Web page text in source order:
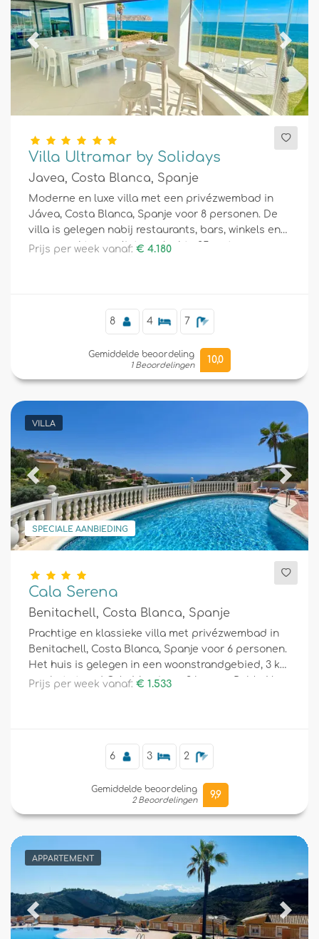
Previous Next
Villa Ultramar by Solidays
Javea, Costa Blanca, Spanje
Moderne en luxe villa met een privézwembad in
Jávea, Costa Blanca, Spanje voor 8 personen. De
villa is gelegen nabij restaurants, bars, winkels en
supermarkten, en ligt op slechts 25 meter van
Prijs per week vanaf: € 4.180
8 4 7
Gemiddelde beoordeling
1 Beoordelingen
10,0
VILLA
SPECIALE AANBIEDING
Previous Next
Cala Serena
Benitachell, Costa Blanca, Spanje
Prachtige en klassieke villa met privézwembad in
Benitachell, Costa Blanca, Spanje voor 6 personen.
Het huis is gelegen in een woonstrandgebied, 3 km
van het strand Cala Moraig en 3 km van Poble Nou
Prijs per week vanaf: € 1.533
6 3 2
Gemiddelde beoordeling
2 Beoordelingen
9,9
APPARTEMENT
Previous Next